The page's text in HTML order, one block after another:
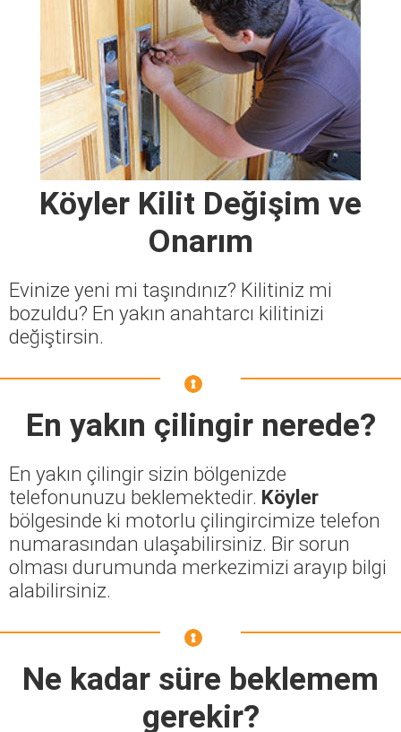
Köyler Kilit Değişim ve
Onarım
Evinize yeni mi taşındınız? Kilitiniz mi
bozuldu? En yakın anahtarcı kilitinizi
değiştirsin.
En yakın çilingir nerede?
En yakın çilingir sizin bölgenizde
telefonunuzu beklemektedir. Köyler
bölgesinde ki motorlu çilingircimize telefon
numarasından ulaşabilirsiniz. Bir sorun
olması durumunda merkezimizi arayıp bilgi
alabilirsiniz.
Ne kadar süre beklemem
gerekir?